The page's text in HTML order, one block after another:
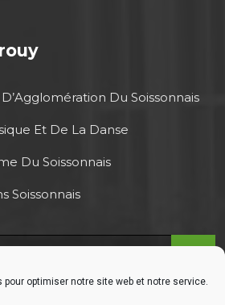
optimiser notre site web et notre service.
Du Soissonnais
Et De La Danse
Du Soissonnais
Soissonnais